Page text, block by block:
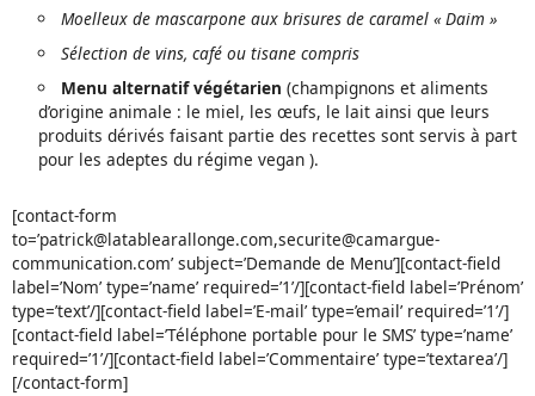
Moelleux de mascarpone aux brisures de caramel « Daim »
Sélection de vins, café ou tisane compris
Menu alternatif végétarien (champignons et aliments
d’origine animale : le miel, les œufs, le lait ainsi que leurs
produits dérivés faisant partie des recettes sont servis à part
pour les adeptes du régime vegan ).
[contact-form
to=’patrick@latablearallonge.com,securite@camargue-
communication.com’ subject=’Demande de Menu’][contact-field
label=’Nom’ type=’name’ required=’1’/][contact-field label=’Prénom’
type=’text’/][contact-field label=’E-mail’ type=’email’ required=’1’/]
[contact-field label=’Téléphone portable pour le SMS’ type=’name’
required=’1’/][contact-field label=’Commentaire’ type=’textarea’/]
[/contact-form]